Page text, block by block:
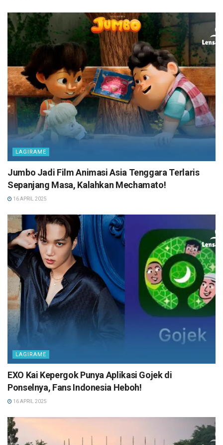
LAGIRAME
Jumbo Jadi Film Animasi Asia Tenggara Terlaris
Sepanjang Masa, Kalahkan Mechamato!
16 APRIL 2025
LAGIRAME
EXO Kai Kepergok Punya Aplikasi Gojek di
Ponselnya, Fans Indonesia Heboh!
16 APRIL 2025